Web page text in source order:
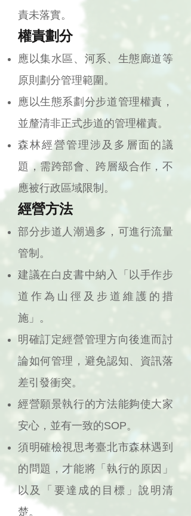
責未落實。
權責劃分
應以集水區、河系、生態廊道等
原則劃分管理範圍。
應以生態系劃分步道管理權責，
並釐清非正式步道的管理權責。
森林經營管理涉及多層面的議
題，需跨部會、跨層級合作，不
應被行政區域限制。
經營方法
部分步道人潮過多，可進行流量
管制。
建議在白皮書中納入「以手作步
道作為山徑及步道維護的措
施」。
明確訂定經營管理方向後進而討
論如何管理，避免認知、資訊落
差引發衝突。
經營願景執行的方法能夠使大家
安心，並有一致的SOP。
須明確檢視思考臺北市森林遇到
的問題，才能將「執行的原因」
以及「要達成的目標」說明清
楚。